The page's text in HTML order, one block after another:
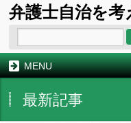
弁護士自治を考
MENU
最新記事